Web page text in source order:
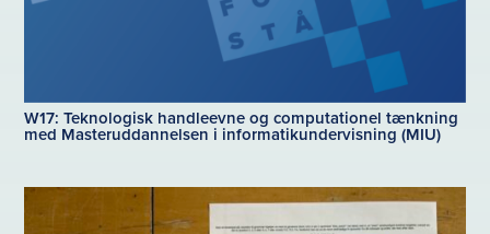
W17: Teknologisk handleevne og computationel tænkning
med Masteruddannelsen i informatikundervisning (MIU)